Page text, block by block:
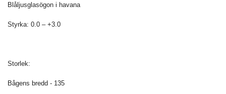
Blåljusglasögon i havana
Styrka: 0.0 – +3.0
Storlek:
Bågens bredd - 135